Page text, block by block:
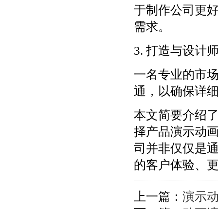
于制作公司更
需求。
3. 打造与设计
一名专业的市
通，以确保详
本文简要介绍
择产品演示动
司并非仅仅是
的客户体验、
上一篇： 演示